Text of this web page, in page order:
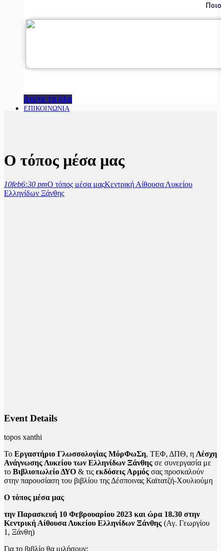
Δείτε τα όλα
ΕΠΙΚΟΙΝΩΝΙΑ
Ο τόπος μέσα μας
10feb6:30 pmΟ τόπος μέσα μαςΚεντρική Αίθουσα Λυκείου
Ελληνίδων Ξάνθης
Event Details
topos xanthi
Το Εργαστήριο Γλωσσολογίας ΜόρΦωΣη, ΤΕΦ, ΔΠΘ, η Λέσχη
Ανάγνωσης Λυκείου των Ελληνίδων Ξάνθης σε συνεργασία με
το Βιβλιοπωλείο ΔΥΟ & τις εκδόσεις Αρμός σας προσκαλούν
στην παρουσίαση του βιβλίου της Δέσποινας Καϊτατζή-Χουλιούμη
Ο τόπος μέσα μας
την Παρασκευή 10 Φεβρουαρίου 2023 και ώρα 18.30 στην
Κεντρική Αίθουσα Λυκείου Ελληνίδων Ξάνθης (Αγ. Γεωργίου
1, Ξάνθη)
Για το βιβλίο θα μιλήσουν: